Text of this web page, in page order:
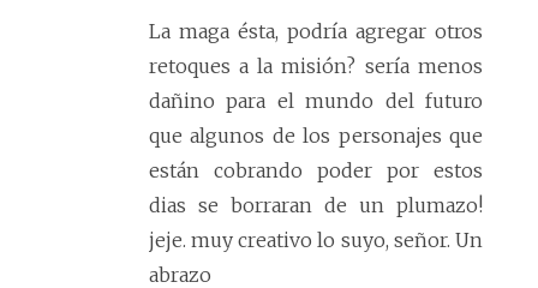
La maga ésta, podría agregar otros
retoques a la misión? sería menos
dañino para el mundo del futuro
que algunos de los personajes que
están cobrando poder por estos
dias se borraran de un plumazo!
jeje. muy creativo lo suyo, señor. Un
abrazo